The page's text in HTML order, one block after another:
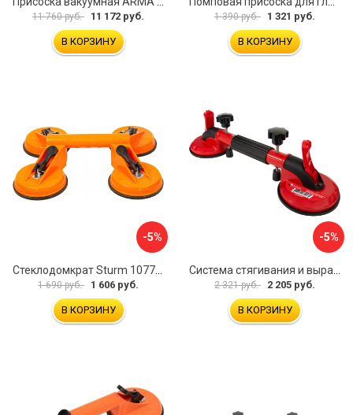
11 760 руб. 11 172 руб.
В КОРЗИНУ
1 390 руб. 1 321 руб.
В КОРЗИНУ
-5%
1 690 руб. 1 606 руб.
В КОРЗИНУ
-5%
2 321 руб. 2 205 руб.
В КОРЗИНУ